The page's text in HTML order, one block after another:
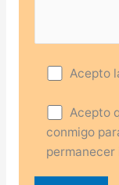
Acepto
Acepto
conmigo